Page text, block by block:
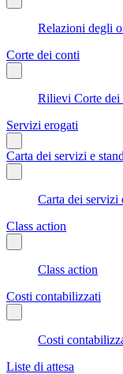
Relazioni degli
Corte dei conti
Rilievi Corte dei
Servizi erogati
Carta dei servizi e
Carta dei servizi
Class action
Class action
Costi contabilizzati
Costi
Liste di attesa